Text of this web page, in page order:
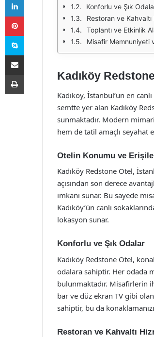
Konforlu ve Şık
Restoran ve
Toplantı ve Etkinlik
Misafir Memnuniyeti
Kadıköy
Kadıköy, İstanbul’un en
semtte yer alan Kadıköy
sunmaktadır. Modern
hem de tatil amaçlı seyahat
Otelin Konumu ve
Kadıköy Redstone Otel,
açısından son derece
imkanı sunar. Bu sayede
Kadıköy’ün canlı
lokasyon sunar.
Konforlu ve Şık Odalar
Kadıköy Redstone Otel,
odalara sahiptir. Her odada
bulunmaktadır. Misafirlerin
bar ve düz ekran TV gibi
sahiptir, bu da
Restoran ve Kahvaltı
Pinterest
Skype
E-Posta ile paylaş